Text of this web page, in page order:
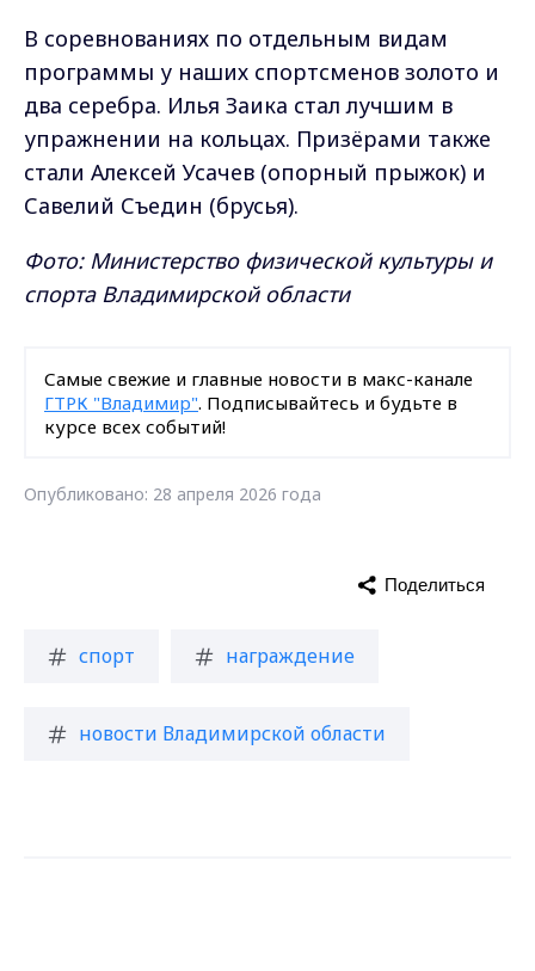
В соревнованиях по отдельным видам
программы у наших спортсменов золото и
два серебра. Илья Заика стал лучшим в
упражнении на кольцах. Призёрами также
стали Алексей Усачев (опорный прыжок) и
Савелий Съедин (брусья).
Фото: Министерство физической культуры и
спорта Владимирской области
Самые свежие и главные новости в макс-канале
ГТРК "Владимир". Подписывайтесь и будьте в
курсе всех событий!
Опубликовано: 28 апреля 2026 года
спорт награждение
новости Владимирской области
Поделиться